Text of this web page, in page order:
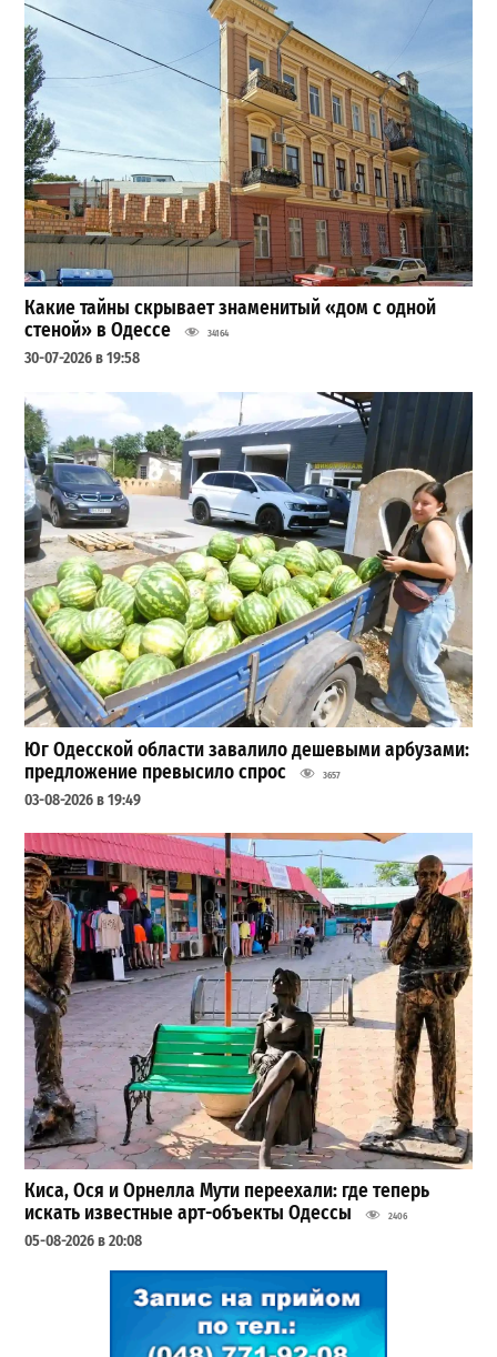
Какие тайны скрывает знаменитый «дом с одной
стеной» в Одессе
34164
30-07-2026 в 19:58
Юг Одесской области завалило дешевыми арбузами:
предложение превысило спрос
3657
03-08-2026 в 19:49
Киса, Ося и Орнелла Мути переехали: где теперь
искать известные арт-объекты Одессы
2406
05-08-2026 в 20:08